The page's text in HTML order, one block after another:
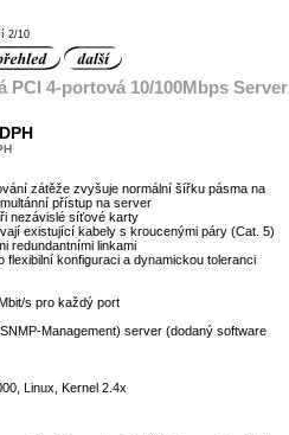
2/10
PCI 4-portová 10/100Mbps Server
zátěže zvyšuje normální šířku pásma na
přístup na server
nezávislé síťové karty
existující kabely s kroucenými páry (Cat. 5)
redundantními linkami
konfiguraci a dynamickou toleranci
s pro každý port
Management) server (dodaný software
Linux, Kernel 2.4x